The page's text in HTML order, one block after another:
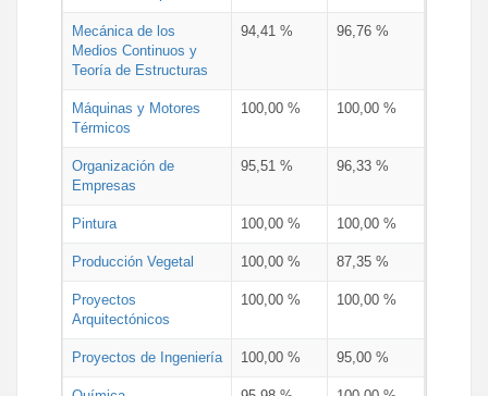
Mecánica de los
Medios Continuos y
Teoría de Estructuras
94,41 % 96,76 %
Máquinas y Motores
Térmicos
100,00 % 100,00 %
Organización de
Empresas
95,51 % 96,33 %
Pintura 100,00 % 100,00 %
Producción Vegetal 100,00 % 87,35 %
Proyectos
Arquitectónicos
100,00 % 100,00 %
Proyectos de Ingeniería 100,00 % 95,00 %